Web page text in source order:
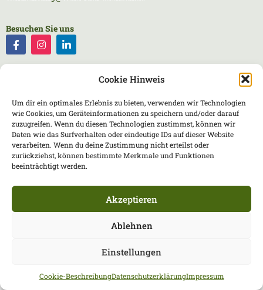
Cookie Hinweis
Um dir ein optimales Erlebnis zu bieten, verwenden wir Technologien
wie Cookies, um Geräteinformationen zu speichern und/oder darauf
zuzugreifen. Wenn du diesen Technologien zustimmst, können wir
Daten wie das Surfverhalten oder eindeutige IDs auf dieser Website
verarbeiten. Wenn du deine Zustimmung nicht erteilst oder
zurückziehst, können bestimmte Merkmale und Funktionen
beeinträchtigt werden.
Akzeptieren
Ablehnen
Einstellungen
Cookie-BeschreibungDatenschutzerklärungImpressum
Besuchen Sie uns
Impressum
Datenschutzerklärung
Partner